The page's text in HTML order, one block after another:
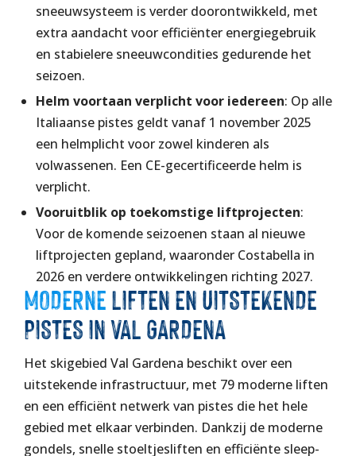
sneeuwsysteem is verder doorontwikkeld, met
extra aandacht voor efficiënter energiegebruik
en stabielere sneeuwcondities gedurende het
seizoen.
Helm voortaan verplicht voor iedereen: Op alle
Italiaanse pistes geldt vanaf 1 november 2025
een helmplicht voor zowel kinderen als
volwassenen. Een CE-gecertificeerde helm is
verplicht.
Vooruitblik op toekomstige liftprojecten:
Voor de komende seizoenen staan al nieuwe
liftprojecten gepland, waaronder Costabella in
2026 en verdere ontwikkelingen richting 2027.
MODERNE LIFTEN EN UITSTEKENDE
PISTES IN VAL GARDENA
Het skigebied Val Gardena beschikt over een
uitstekende infrastructuur, met 79 moderne liften
en een efficiënt netwerk van pistes die het hele
gebied met elkaar verbinden. Dankzij de moderne
gondels, snelle stoeltjesliften en efficiënte sleep-